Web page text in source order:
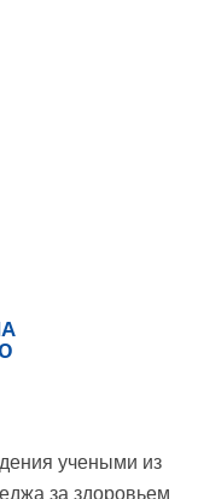
учеными из
за здоровьем